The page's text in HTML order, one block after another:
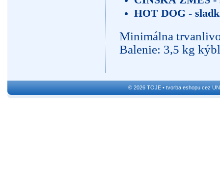
HOT DOG -
Minimálna
Balenie: 3,5 kg
© 2026 TOJE • tvorba eshopu cez